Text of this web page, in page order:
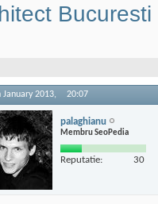
Bucuresti
January 2013, 20:07
palaghianu
Membru SeoPedia
Reputatie: 30